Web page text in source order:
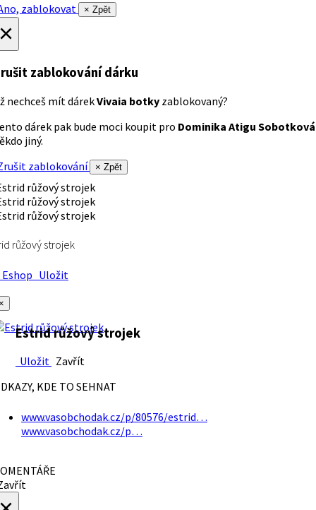
zablokovat
× Zpět
zablokování dárku
nechceš mít dárekVivaia botky zablokovaný?
dárek pak bude moci koupit pro Dominika Atigu Sobotková
jiný.
zablokování
× Zpět
růžový strojek
Uložit
Estrid růžový strojek
Uložit Zavřít
KDE TO SEHNAT
www.vasobchodak.cz/p/80576/estrid…
www.vasobchodak.cz/p…